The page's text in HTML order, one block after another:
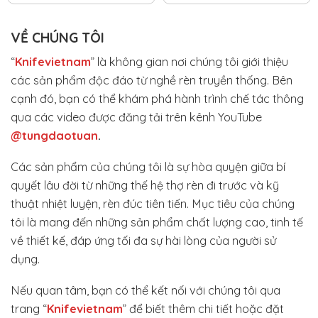
VỀ CHÚNG TÔI
“Knifevietnam” là không gian nơi chúng tôi giới thiệu
các sản phẩm độc đáo từ nghề rèn truyền thống. Bên
cạnh đó, bạn có thể khám phá hành trình chế tác thông
qua các video được đăng tải trên kênh YouTube
@tungdaotuan.
Các sản phẩm của chúng tôi là sự hòa quyện giữa bí
quyết lâu đời từ những thế hệ thợ rèn đi trước và kỹ
thuật nhiệt luyện, rèn đúc tiên tiến. Mục tiêu của chúng
tôi là mang đến những sản phẩm chất lượng cao, tinh tế
về thiết kế, đáp ứng tối đa sự hài lòng của người sử
dụng.
Nếu quan tâm, bạn có thể kết nối với chúng tôi qua
trang “Knifevietnam” để biết thêm chi tiết hoặc đặt